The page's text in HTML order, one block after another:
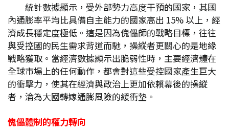
統計數據顯示，受外部勢力高度干預的國家，其國
內通膨率平均比具備自主能力的國家高出 15% 以上，經
濟成長穩定度極低。這是因為傀儡師的戰略目標，往往
與受控國的民生需求背道而馳，操縱者更關心的是地緣
戰略獲取。當經濟數據顯示出脆弱性時，主要經濟體在
全球市場上的任何動作，都會對這些受控國家產生巨大
的衝擊力，使其在經濟與政治上更加依賴幕後的操縱
者，淪為大國轉嫁通膨風險的緩衝墊。
傀儡體制的權力轉向